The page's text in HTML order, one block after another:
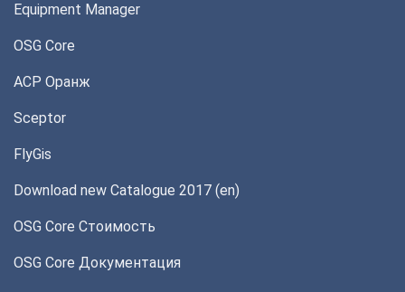
Equipment Manager
OSG Core
АСР Оранж
Sceptor
FlyGis
Download new Catalogue 2017 (en)
OSG Core Стоимость
OSG Core Документация